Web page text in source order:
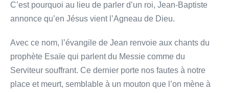
C’est pourquoi au lieu de parler d’un roi, Jean-Baptiste
annonce qu’en Jésus vient l’Agneau de Dieu.
Avec ce nom, l’évangile de Jean renvoie aux chants du
prophète Esaïe qui parlent du Messie comme du
Serviteur souffrant. Ce dernier porte nos fautes à notre
place et meurt, semblable à un mouton que l’on mène à